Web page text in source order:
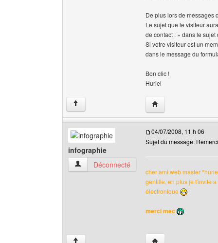
De plus lors de messages
Le sujet que le visiteur
de contact : » dans le sujet
Si votre visiteur est un
dans le message du
Bon clic !
Huriel
↑ Visiter le site web de
infographie
infographie Voir le profil de l'utilisateur
Déconnecté
04/07/2008, 11 h 06
Sujet du message:
cher ami web master
gentille, en plus je t'invite
électronique
merci mec
↑ Visiter le site web